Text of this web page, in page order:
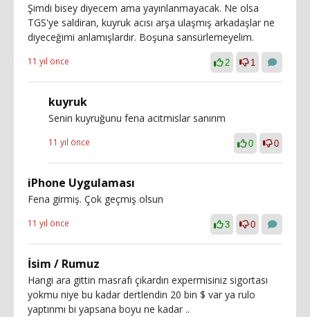
Şimdi bisey diyecem ama yayınlanmayacak. Ne olsa
TGS'ye saldiran, kuyruk acısı arşa ulaşmış arkadaşlar ne
diyeceğimi anlamışlardır. Boşuna sansürlemeyelim.
11 yıl önce 2 1
kuyruk
Senin kuyruğunu fena acitmislar sanırım
11 yıl önce 0 0
iPhone Uygulaması
Fena girmiş. Çok geçmiş olsun
11 yıl önce 3 0
İsim / Rumuz
Hangi ara gittin masrafı çıkardın expermisiniz sigortası
yokmu niye bu kadar dertlendin 20 bin $ var ya rulo
yaptınmı bi yapsana boyu ne kadar ..